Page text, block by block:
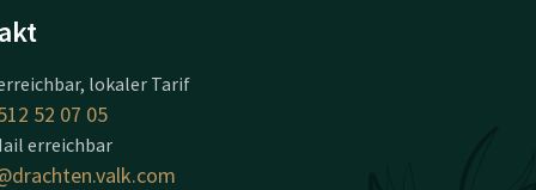
lokaler Tarif
52 07 05
erreichbar